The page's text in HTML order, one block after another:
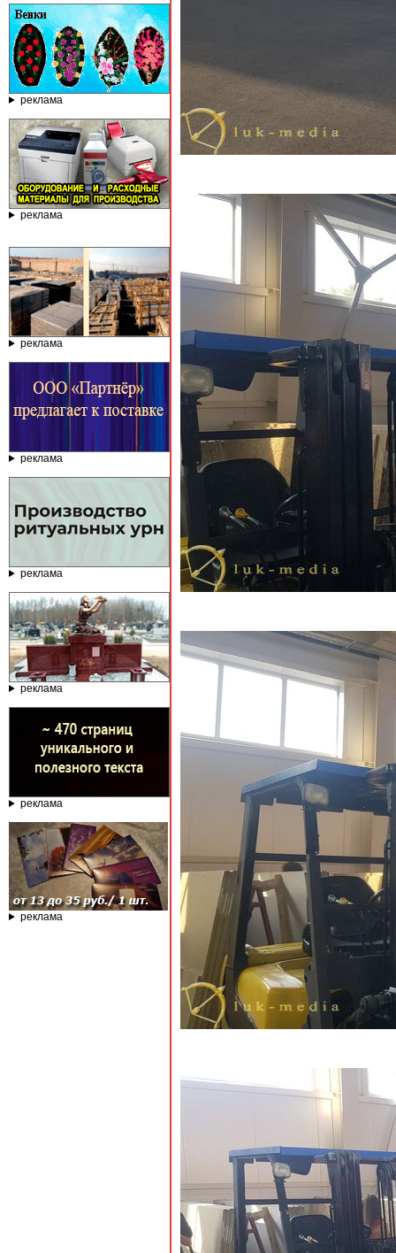
реклама
реклама
реклама
реклама
реклама
реклама
реклама
реклама